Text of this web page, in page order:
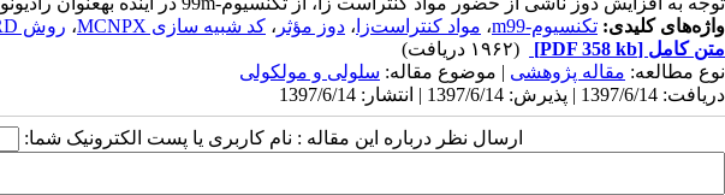
واژه‌های کلیدی: تکنسیوم-m99 ، مواد کنتراست‌زا ، دوز مؤثر ، کد شبیه سازی MCNPX ، روش MIRD
متن کامل [PDF 358 kb]
(۱۹۶۲ دریافت)
نوع مطالعه: مقاله پژوهشی | موضوع مقاله: سلولی و مولکولی
دریافت: 1397/6/14 | پذیرش: 1397/6/14 | انتشار: 1397/6/14
ارسال نظر درباره این مقاله : نام کاربری یا پست الکترونیک شما: